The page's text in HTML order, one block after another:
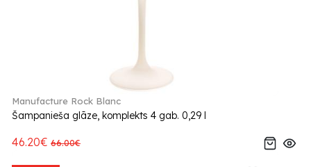
Manufacture Rock Blanc
Šampanieša glāze, komplekts 4 gab. 0,29 l
46.20€ 66.00€